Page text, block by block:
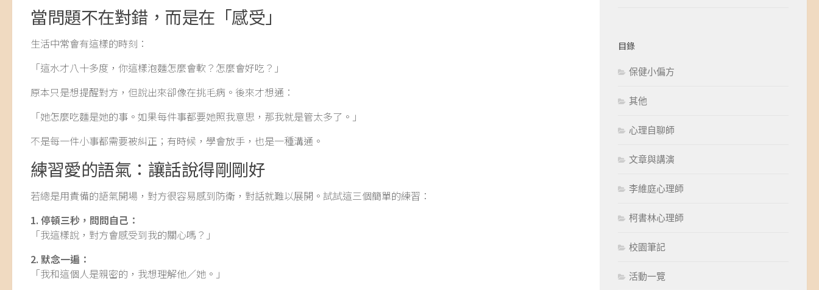
當問題不在對錯，而是在「感受」
生活中常會有這樣的時刻：
「這水才八十多度，你這樣泡麵怎麼會軟？怎麼會好吃？」
原本只是想提醒對方，但說出來卻像在挑毛病。後來才想通：
「她怎麼吃麵是她的事。如果每件事都要她照我意思，那我就是管太多了。」
不是每一件小事都需要被糾正；有時候，學會放手，也是一種溝通。
練習愛的語氣：讓話說得剛剛好
若總是用責備的語氣開場，對方很容易感到防衛，對話就難以展開。試試這三個簡單的練習：
1. 停頓三秒，問問自己：
「我這樣說，對方會感受到我的關心嗎？」
2. 默念一遍：
「我和這個人是親密的，我想理解他／她。」
目錄
保健小偏方
其他
心理自聊師
文章與講演
李維庭心理師
柯書林心理師
校園筆記
活動一覽